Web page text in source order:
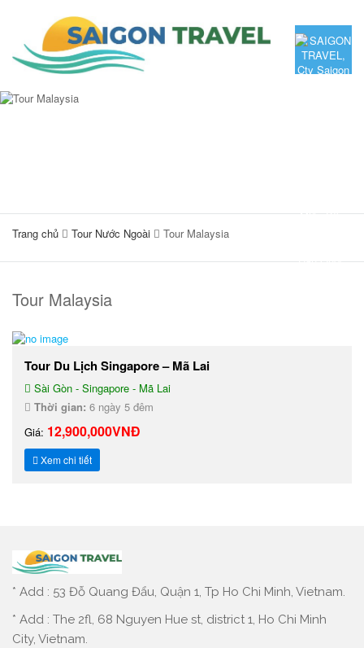
Trang chủ Tour Nước Ngoài Tour Malaysia
Tour Malaysia
Tour Du Lịch Singapore – Mã Lai
Sài Gòn - Singapore - Mã Lai
Thời gian: 6 ngày 5 đêm
Giá: 12,900,000VNĐ
Xem chi tiết
* Add : 53 Đỗ Quang Đẩu, Quận 1, Tp Ho Chi Minh, Vietnam.
* Add : The 2fl, 68 Nguyen Hue st, district 1, Ho Chi Minh
City, Vietnam.